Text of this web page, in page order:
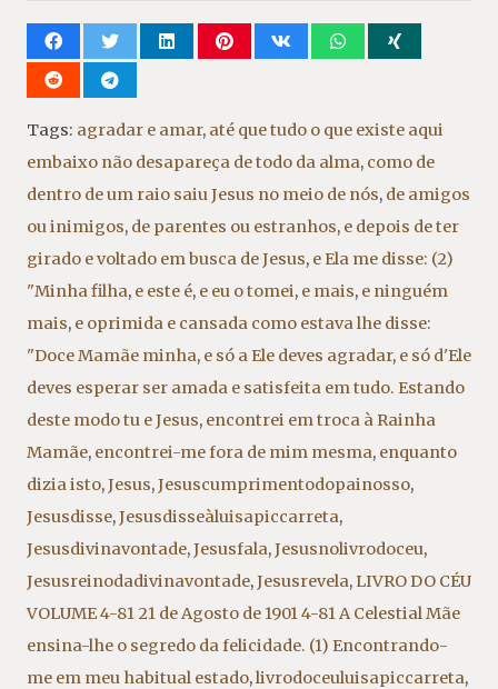
Tags: agradar e amar, até que tudo o que existe aqui
embaixo não desapareça de todo da alma, como de
dentro de um raio saiu Jesus no meio de nós, de amigos
ou inimigos, de parentes ou estranhos, e depois de ter
girado e voltado em busca de Jesus, e Ela me disse: (2)
"Minha filha, e este é, e eu o tomei, e mais, e ninguém
mais, e oprimida e cansada como estava lhe disse:
"Doce Mamãe minha, e só a Ele deves agradar, e só d'Ele
deves esperar ser amada e satisfeita em tudo. Estando
deste modo tu e Jesus, encontrei em troca à Rainha
Mamãe, encontrei-me fora de mim mesma, enquanto
dizia isto,Jesus,Jesuscumprimentodopainosso,
Jesusdisse,Jesusdisseàluisapiccarreta,
Jesusdivinavontade,Jesusfala,Jesusnolivrodoceu,
Jesusreinodadivinavontade,Jesusrevela,LIVRO DO CÉU
VOLUME 4-81 21 de Agosto de 1901 4-81 A Celestial Mãe
ensina-lhe o segredo da felicidade. (1) Encontrando-
me em meu habitual estado,livrodoceuluisapiccarreta,